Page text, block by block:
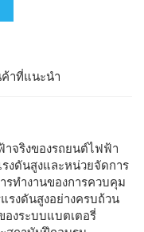
าที่แนะนำ
จริงของรถยนต์ไฟฟ้า
งดันสูงและหน่วยจัดการ
รทำงานของการควบคุม
รงดันสูงอย่างครบถ้วน
องระบบแบตเตอรี่